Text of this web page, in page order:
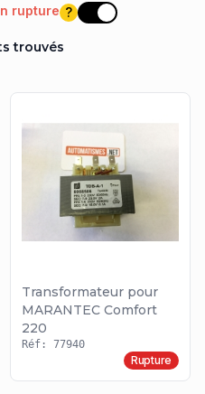
rupture ? Voir les articles
trouvés
Transformateur pour
MARANTEC Comfort
220
Réf: 77940
Rupture